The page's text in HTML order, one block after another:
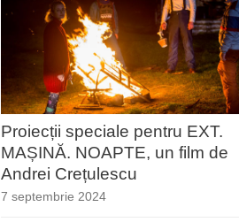
Proiecții speciale pentru EXT.
MAȘINĂ. NOAPTE, un film de
Andrei Crețulescu
7 septembrie 2024